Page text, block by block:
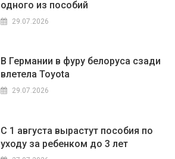
одного из пособий
29.07.2026
В Германии в фуру белоруса сзади
влетела Toyota
29.07.2026
С 1 августа вырастут пособия по
уходу за ребенком до 3 лет